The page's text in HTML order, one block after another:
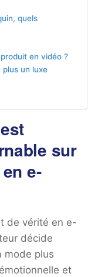
quels
en vidéo ?
plus un luxe
sur
e-
de vérité en e-
décide
mode plus
et